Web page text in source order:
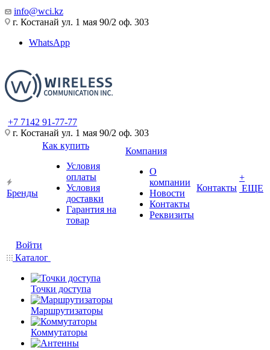
info@wci.kz
г. Костанай ул. 1 мая 90/2 оф. 303
WhatsApp
+7 7142 91-77-77
г. Костанай ул. 1 мая 90/2 оф. 303
Бренды
Как купить
Условия
оплаты
Условия
доставки
Гарантия на
товар
Компания
О
компании
Новости
Контакты
Реквизиты
Контакты
+
ЕЩЕ
Войти
Каталог
Точки доступа
Маршрутизаторы
Коммутаторы